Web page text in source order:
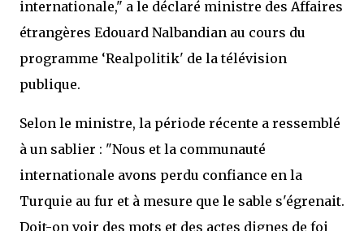
internationale," a le déclaré ministre des Affaires
étrangères Edouard Nalbandian au cours du
programme ‘Realpolitik' de la télévision
publique.
Selon le ministre, la période récente a ressemblé
à un sablier : "Nous et la communauté
internationale avons perdu confiance en la
Turquie au fur et à mesure que le sable s'égrenait.
Doit-on voir des mots et des actes dignes de foi